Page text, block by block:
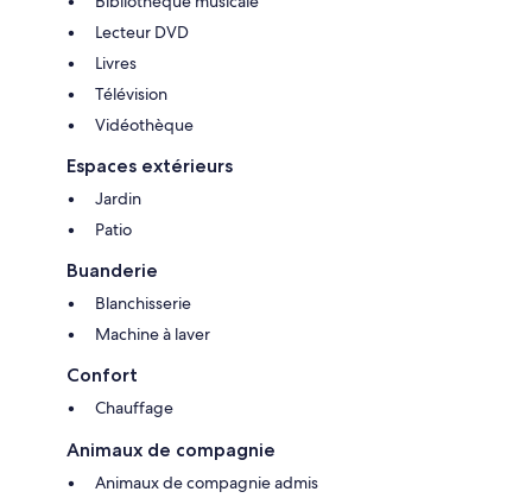
Lecteur DVD
Livres
Télévision
Vidéothèque
Espaces extérieurs
Jardin
Patio
Buanderie
Blanchisserie
Machine à laver
Confort
Chauffage
Animaux de compagnie
Animaux de compagnie admis